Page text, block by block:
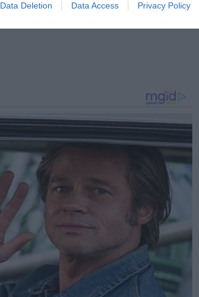
Data Deletion Data Access Privacy Policy